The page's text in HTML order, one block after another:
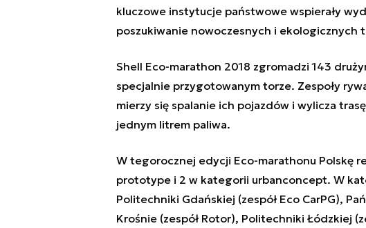
kluczowe instytucje państwowe wspierały
poszukiwanie nowoczesnych i ekologicznych
Shell Eco-marathon 2018 zgromadzi 143
specjalnie przygotowanym torze. Zespoły
mierzy się spalanie ich pojazdów i wylicza
jednym litrem paliwa.
W tegorocznej edycji Eco-marathonu Polskę
prototype i 2 w kategorii urbanconcept. W
Politechniki Gdańskiej (zespół Eco CarPG),
Krośnie (zespół Rotor), Politechniki Łódzkiej